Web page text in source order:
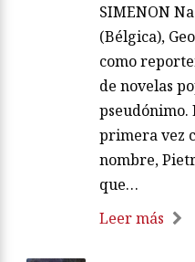
SIMENON
(Bélgica),
como
de novelas
pseudónimo.
primera vez
nombre,
que…
Leer más